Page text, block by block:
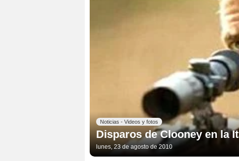
Noticias - Videos y fotos
Disparos de Clooney en la
lunes, 23 de agosto de 2010